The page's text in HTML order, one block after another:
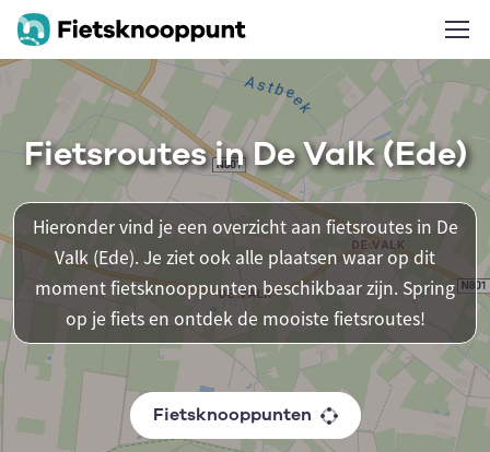
Fietsroutes in De Valk (Ede)
Hieronder vind je een overzicht aan fietsroutes in De
Valk (Ede). Je ziet ook alle plaatsen waar op dit
moment fietsknooppunten beschikbaar zijn. Spring
op je fiets en ontdek de mooiste fietsroutes!
Fietsknooppunten